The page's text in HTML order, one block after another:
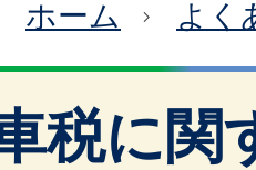
ホーム よく
税に関